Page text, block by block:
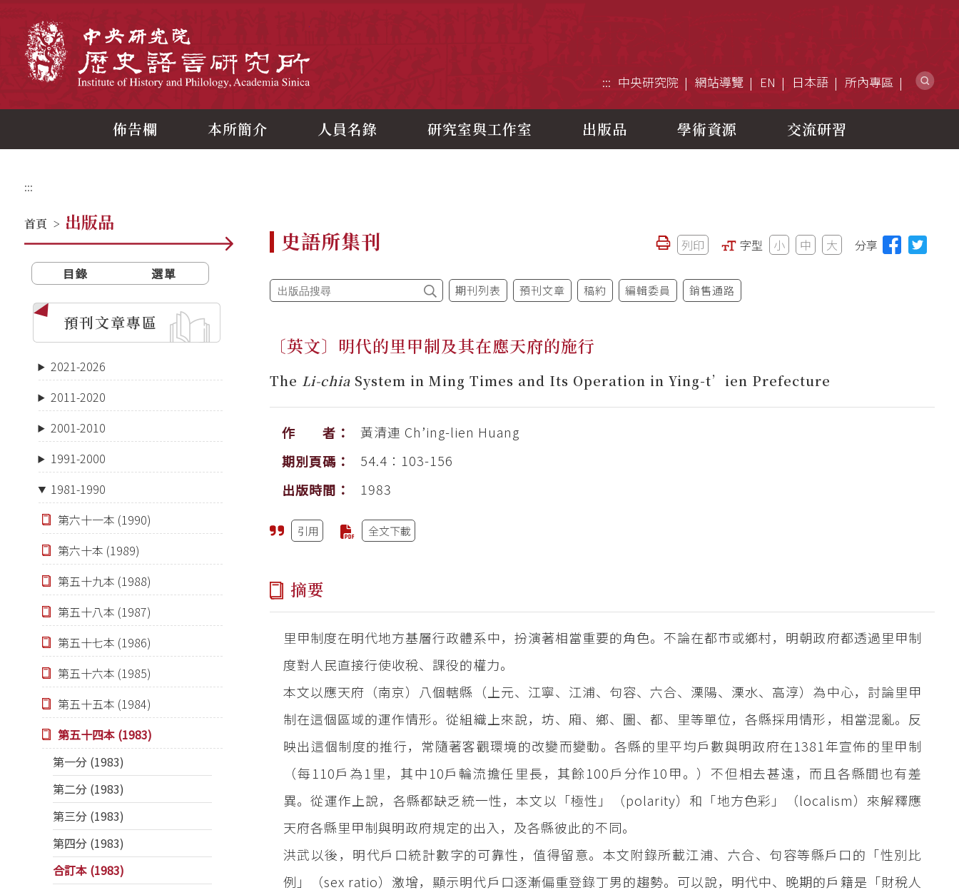
::: 中央研究院 網站導覽 EN 日本語 所內專區
佈告欄 本所簡介 人員名錄 研究室與工作室 出版品 學術資源 交流研習
:::
首頁 > 出版品
目錄 選單
預刊文章專區
2021-2026
2011-2020
2001-2010
1991-2000
1981-1990
第六十一本 (1990)
第六十本 (1989)
第五十九本 (1988)
第五十八本 (1987)
第五十七本 (1986)
第五十六本 (1985)
第五十五本 (1984)
第五十四本 (1983)
第一分 (1983)
第二分 (1983)
第三分 (1983)
第四分 (1983)
合訂本 (1983)
史語所集刊 列印 字型 小 中 大 分享
期刊列表 預刊文章 稿約 編輯委員 銷售通路
〔英文〕明代的里甲制及其在應天府的施行
The Li-chia System in Ming Times and Its Operation in Ying-t’ien Prefecture
作 者： 黃清連 Ch’ing-lien Huang
期別頁碼：
54.4：103-156
出版時間：
1983
引用 全文下載
摘要
里甲制度在明代地方基層行政體系中，扮演著相當重要的角色。不論在都市或鄉村，明朝政府都透過里甲制
度對人民直接行使收稅、課役的權力。
本文以應天府（南京）八個轄縣（上元、江寧、江浦、句容、六合、溧陽、溧水、高淳）為中心，討論里甲
制在這個區域的運作情形。從組織上來說，坊、廂、鄉、圖、都、里等單位，各縣採用情形，相當混亂。反
映出這個制度的推行，常隨著客觀環境的改變而變動。各縣的里平均戶數與明政府在1381年宣佈的里甲制
（每110戶為1里，其中10戶輪流擔任里長，其餘100戶分作10甲。）不但相去甚遠，而且各縣間也有差
異。從運作上說，各縣都缺乏統一性，本文以「極性」（polarity）和「地方色彩」（localism）來解釋應
天府各縣里甲制與明政府規定的出入，及各縣彼此的不同。
洪武以後，明代戶口統計數字的可靠性，值得留意。本文附錄所載江浦、六合、句容等縣戶口的「性別比
例」（sex ratio）激增，顯示明代戶口逐漸偏重登錄丁男的趨勢。可以說，明代中、晚期的戶籍是「財稅人